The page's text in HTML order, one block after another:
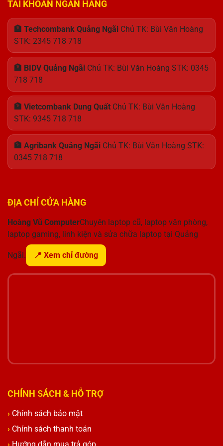
TÀI KHOẢN NGÂN HÀNG
🏦 Techcombank Quảng Ngãi Chủ TK: Bùi Văn Hoàng
STK: 2345 718 718
🏦 BIDV Quảng Ngãi Chủ TK: Bùi Văn Hoàng STK: 0345
718 718
🏦 Vietcombank Dung Quất Chủ TK: Bùi Văn Hoàng
STK: 9345 718 718
🏦 Agribank Quảng Ngãi Chủ TK: Bùi Văn Hoàng STK:
0345 718 718
ĐỊA CHỈ CỬA HÀNG
Hoàng Vũ ComputerChuyên laptop cũ, laptop văn phòng,
laptop gaming, linh kiện và sửa chữa laptop tại Quảng
Ngãi. 📍 Xem chỉ đường
CHÍNH SÁCH & HỖ TRỢ
Chính sách bảo mật
Chính sách thanh toán